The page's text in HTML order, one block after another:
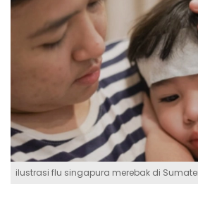
ilustrasi flu singapura merebak di